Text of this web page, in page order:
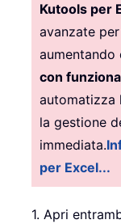
Kutools per
avanzate
con
automatizza
la gestione
immediata.
per Excel...
1. Apri